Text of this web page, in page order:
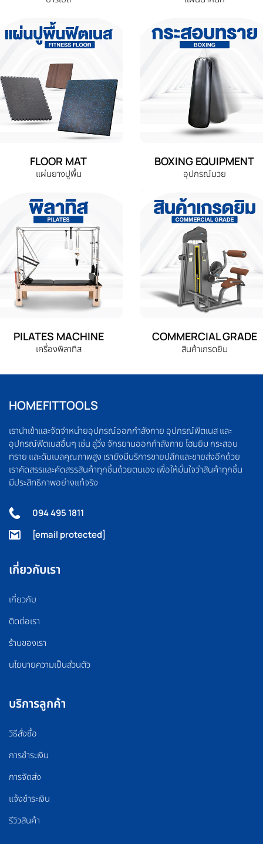
FLOOR MAT
แผ่นยางปูพื้น
BOXING EQUIPMENT
อุปกรณ์มวย
PILATES MACHINE
เครื่องพิลาทิส
COMMERCIAL GRADE
สินค้าเกรดยิม
HOMEFITTOOLS
เรานำเข้าและจัดจำหน่ายอุปกรณ์ออกกำลังกาย อุปกรณ์ฟิตเนส และ
อุปกรณ์ฟิตเนสอื่นๆ เช่น ลู่วิ่ง จักรยานออกกำลังกาย โฮมยิม กระสอบ
ทราย และดัมเบลคุณภาพสูง เรายังมีบริการขายปลีกและขายส่งอีกด้วย
เราคัดสรรและคัดสรรสินค้าทุกชิ้นด้วยตนเอง เพื่อให้มั่นใจว่าสินค้าทุกชิ้น
มีประสิทธิภาพอย่างแท้จริง
094 495 1811
[email protected]
เกี่ยวกับเรา
เกี่ยวกับ
ติดต่อเรา
ร้านของเรา
นโยบายความเป็นส่วนตัว
บริการลูกค้า
วิธีสั่งซื้อ
การชำระเงิน
การจัดส่ง
แจ้งชำระเงิน
รีวิวสินค้า